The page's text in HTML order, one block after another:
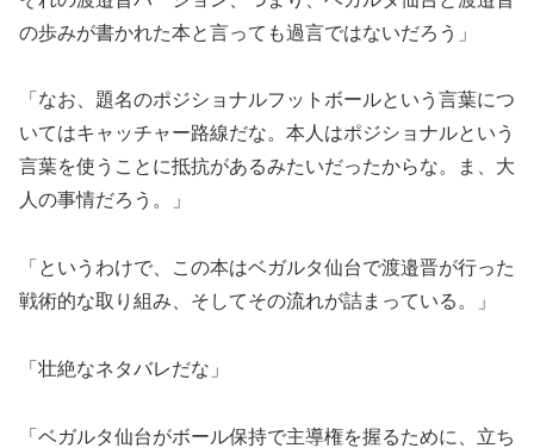
の歩みが書かれた本と言っても過言ではないだろう」
「なお、題名のポジショナルフットボールという言葉につ
いてはキャッチャー路線だな。本人はポジショナルという
言葉を使うことに抵抗があるみたいだったからな。ま、大
人の事情だろう。」
「というわけで、この本はベガルタ仙台で渡邉晋が行った
戦術的な取り組み、そしてその流れが詰まっている。」
「壮絶なネタバレだな」
「ベガルタ仙台がボール保持で主導権を握るために、立ち